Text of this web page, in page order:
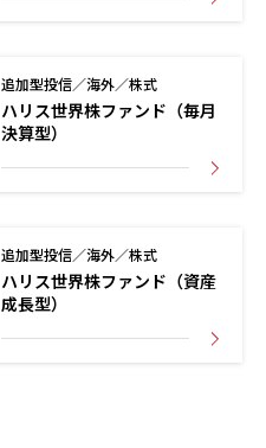
追加型投信／海外／株式
ハリス世界株ファンド（毎月
決算型）
追加型投信／海外／株式
ハリス世界株ファンド（資産
成長型）